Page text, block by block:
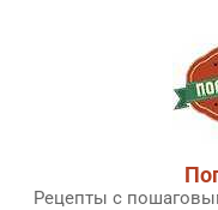
Рецепты с